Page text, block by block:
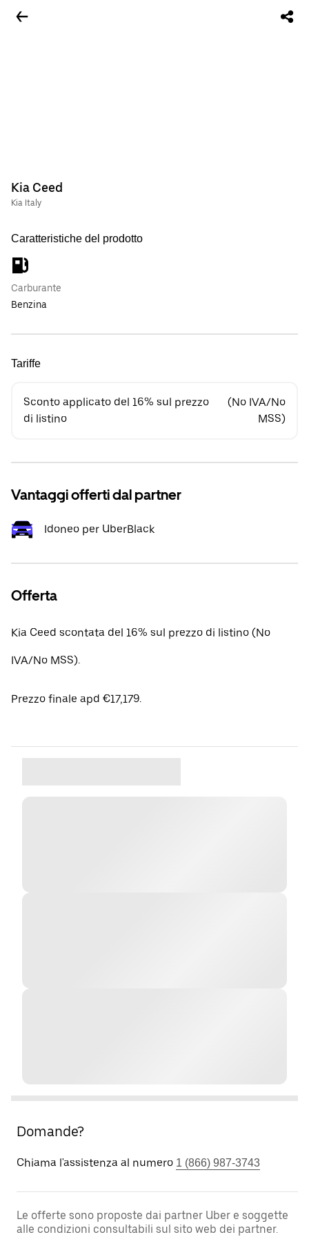
Kia Ceed
Kia Italy
Caratteristiche del prodotto
Carburante
Benzina
Tariffe
Sconto applicato del 16% sul prezzo
di listino
(No IVA/No
MSS)
Vantaggi offerti dal partner
Idoneo per UberBlack
Offerta
Kia Ceed scontata del 16% sul prezzo di listino (No
IVA/No MSS).
Prezzo finale apd €17,179.
Domande?
Chiama l'assistenza al numero 1 (866) 987-3743
Le offerte sono proposte dai partner Uber e soggette
alle condizioni consultabili sul sito web dei partner.